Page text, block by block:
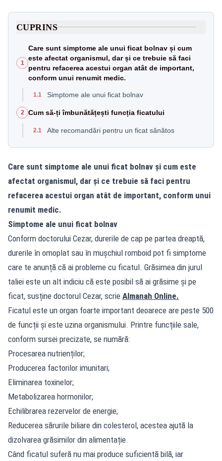
CUPRINS
1
Care sunt simptome ale unui ficat bolnav și cum
este afectat organismul, dar și ce trebuie să faci
pentru refacerea acestui organ atât de important,
conform unui renumit medic.
1.1 Simptome ale unui ficat bolnav
2 Cum să-ți îmbunătățești funcția ficatului
2.1 Alte recomandări pentru un ficat sănătos
Care sunt simptome ale unui ficat bolnav și cum este
afectat organismul, dar și ce trebuie să faci pentru
refacerea acestui organ atât de important, conform unui
renumit medic.
Simptome ale unui ficat bolnav
Conform doctorului Cezar, durerile de cap pe partea dreaptă,
durerile în omoplat sau în mușchiul romboid pot fi simptome
care te anunță că ai probleme cu ficatul. Grăsimea din jurul
taliei este un alt indiciu că este posibil să ai grăsime și pe
ficat, susține doctorul Cezar, scrie Almanah Online.
Ficatul este un organ foarte important deoarece are peste 500
de funcții și este uzina organismului. Printre funcțiile sale,
conform sursei precizate, se numără:
Procesarea nutrienților;
Producerea factorilor imunitari;
Eliminarea toxinelor;
Metabolizarea hormonilor;
Echilibrarea rezervelor de energie;
Reducerea sărurile biliare din colesterol, acestea ajută la
dizolvarea grăsimilor din alimentație.
Când ficatul suferă nu mai produce suficientă bilă, iar